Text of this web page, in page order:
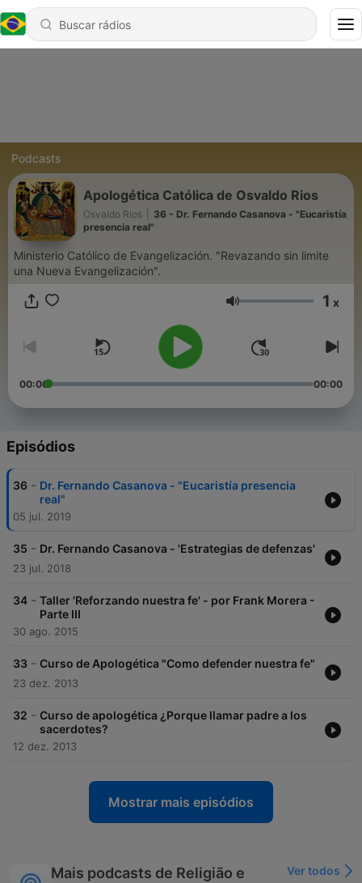
Podcasts
Apologética Católica de Osvaldo Rios
Osvaldo Rios
36 - Dr. Fernando Casanova - "Eucaristía
presencia real"
Ministerio Católico de Evangelización. "Revazando sin limite
una Nueva Evangelización".
Volume 1 x
00:00 00:00
Episódios
36 - Dr. Fernando Casanova - "Eucaristía presencia
real"
05 jul. 2019
35 - Dr. Fernando Casanova - 'Estrategias de defenzas'
23 jul. 2018
34 - Taller 'Reforzando nuestra fe' - por Frank Morera -
Parte III
30 ago. 2015
33 - Curso de Apologética "Como defender nuestra fe"
23 dez. 2013
32 - Curso de apologética ¿Porque llamar padre a los
sacerdotes?
12 dez. 2013
Mostrar mais episódios
Mais podcasts de Religião e
Ver todos